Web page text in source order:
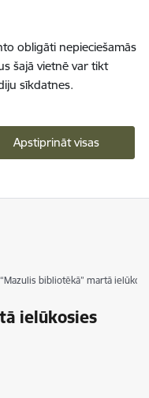
obligāti nepieciešamās
šajā vietnē var tikt
sīkdatnes.
Apstiprināt visas
“Mazulis bibliotēkā” martā
ielūkosies